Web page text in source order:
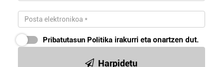
Pribatutasun Politika irakurri eta onartzen dut.
Harpidetu